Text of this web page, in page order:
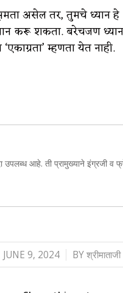
असेल तर, तुमचे
करू शकता. बरेचजण
म्हणता येत नाही.
उपलब्ध आहे. ती प्रामुख्याने इंग्रजी व
JUNE 9, 2024
/ BYश्रीमाताजी